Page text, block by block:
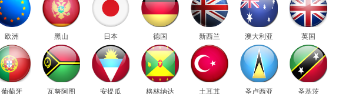
欧洲 黑山 日本 德国 新西兰 澳大利亚 英国
葡萄牙 瓦努阿图 安提瓜 格林纳达 土耳其 圣卢西亚 圣基茨